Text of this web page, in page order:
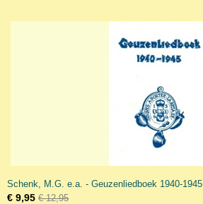
Schenk, M.G. e.a. - Geuzenliedboek 1940-1945
€ 9,95 € 12,95